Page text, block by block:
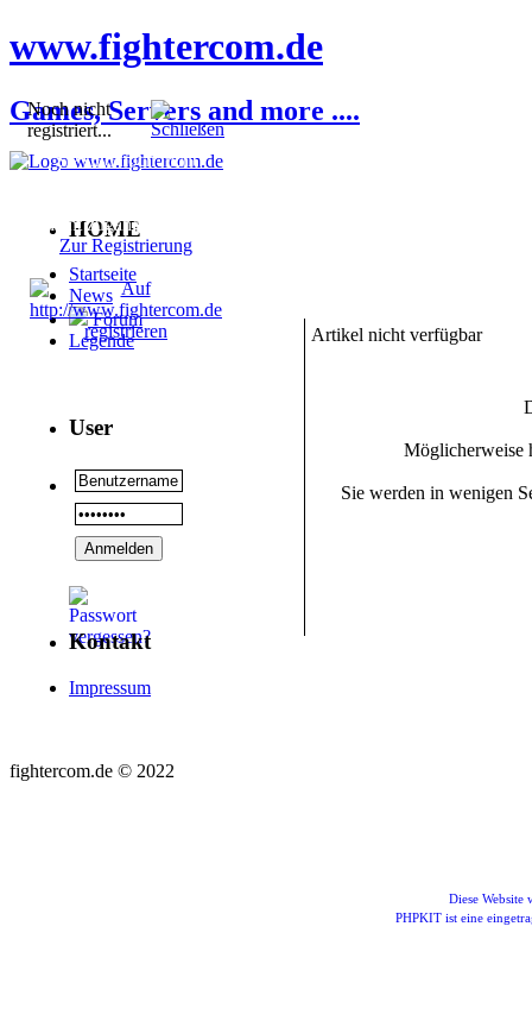
www.fightercom.de
Games, Servers and more ....
HOME
Startseite
News
Forum
Legende
User
Kontakt
Impressum
Artikel nicht verfügbar
Möglicherweise
Sie werden in wenigen
fightercom.de © 2022
Noch nicht
registriert...
Sie sind noch nicht
nicht zugänglich sein.
Zur Registrierung
Diese Website
PHPKIT ist eine